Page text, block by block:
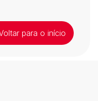
para o início